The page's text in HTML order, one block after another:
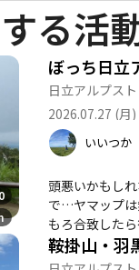
る活
日立アルプス
2026.07.27 (月)
いいつか
頭悪いかもしれない と、思いました(・∀
で…ヤマップは無
もろ合致した
どうかなぁ 日立の方の投稿でたまに見かける 「桃苑」でチャーハン餃子ノンアルビールしようと思ったけど 月曜休み…(꒪⌓꒪) https://
maps.app.goo.gl/6hkPoSf5Xei1Ykzc9 食わずに帰
鞍掛山・羽